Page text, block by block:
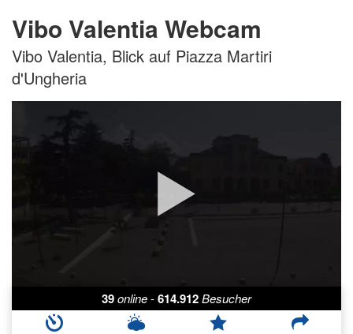
Vibo Valentia Webcam
Vibo Valentia, Blick auf Piazza Martiri
d'Ungheria
39online-614.912Besucher